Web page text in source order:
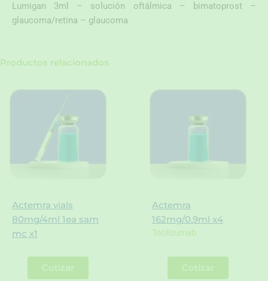
Lumigan 3ml – solución oftálmica – bimatoprost –
glaucoma/retina – glaucoma
Productos relacionados
Actemra vials
80mg/4ml 1ea sam
mc x1
Cotizar
Actemra
162mg/0.9ml x4
Tocilizumab
Cotizar